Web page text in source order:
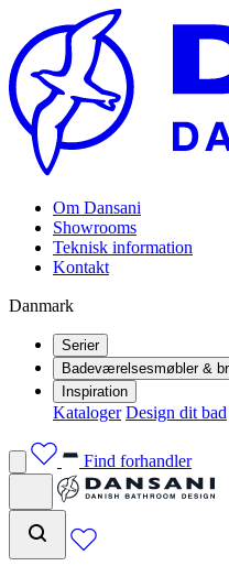
Om Dansani
Showrooms
Teknisk information
Kontakt
Danmark
Serier
Badeværelsesmøbler &
Inspiration
Kataloger Design dit bad
Find forhandler